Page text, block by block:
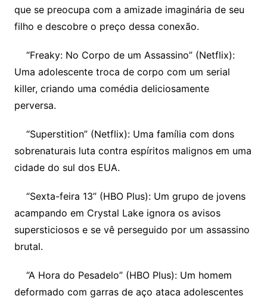
que se preocupa com a amizade imaginária de seu
filho e descobre o preço dessa conexão.
“Freaky: No Corpo de um Assassino” (Netflix):
Uma adolescente troca de corpo com um serial
killer, criando uma comédia deliciosamente
perversa.
“Superstition” (Netflix): Uma família com dons
sobrenaturais luta contra espíritos malignos em uma
cidade do sul dos EUA.
“Sexta-feira 13” (HBO Plus): Um grupo de jovens
acampando em Crystal Lake ignora os avisos
supersticiosos e se vê perseguido por um assassino
brutal.
“A Hora do Pesadelo” (HBO Plus): Um homem
deformado com garras de aço ataca adolescentes